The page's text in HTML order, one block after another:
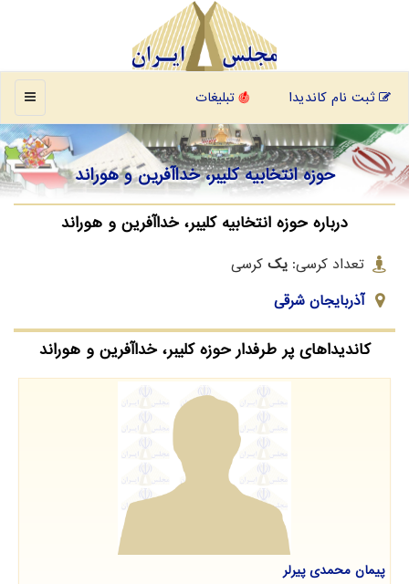
منو ثبت نام کاندیدا تبلیغات
حوزه انتخابیه کلیبر، خداآفرین و هوراند
درباره حوزه انتخابیه کلیبر، خداآفرین و هوراند
تعداد کرسی: یک کرسی
آذربایجان شرقی
کاندیداهای پر طرفدار حوزه کلیبر، خداآفرین و هوراند
پيمان محمدي پيرلر